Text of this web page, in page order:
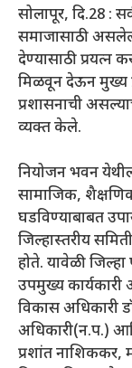
सोलापूर, दि.28 :
समाजासाठी
देण्यासाठी प्रयत्न
मिळवून देऊन मुख्य
प्रशासनाची
व्यक्त केले.
नियोजन भवन
सामाजिक,
घडविण्याबाबत
जिल्हास्तरीय
होते. यावेळी
उपमुख्य कार्यकारी
विकास अधिकारी
अधिकारी(न.प.)
प्रशांत नाशिककर,